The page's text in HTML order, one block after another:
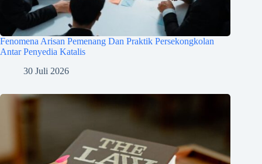
Fenomena Arisan Pemenang Dan Praktik Persekongkolan
Antar Penyedia Katalis
30 Juli 2026